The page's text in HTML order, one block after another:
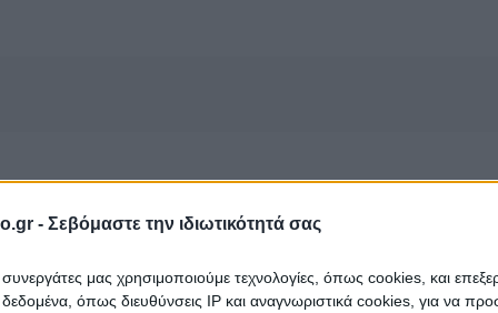
- Σεβόμαστε την ιδιωτικότητά σας
συνεργάτες μας χρησιμοποιούμε τεχνολογίες, όπως cookies, και
όπως διευθύνσεις IP και αναγνωριστικά cookies, για να
νύχιακαι εδρεύει στην περιοχήΣέρρες;